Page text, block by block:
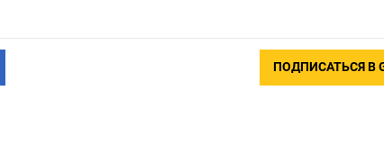
ПОДПИСАТЬСЯ В